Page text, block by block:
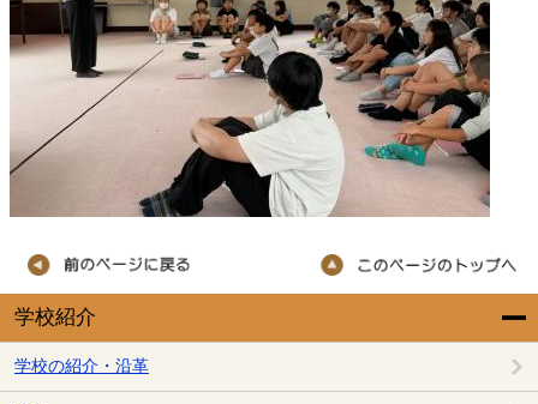
学校紹介
学校の紹介・沿革